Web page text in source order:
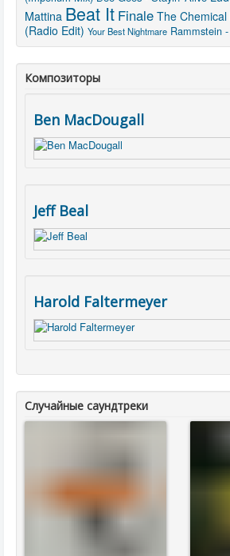
Mattina Beat It Finale The
(Radio Edit) Your Best Nightmare Rammstein
Композиторы
Ben MacDougall
Jeff Beal
Harold Faltermeyer
Случайные саундтреки